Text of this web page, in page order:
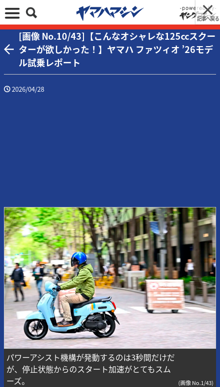
記事へ戻る
[画像 No.10/43]【こんなオシャレな125ccスクー
ターが欲しかった！】ヤマハ ファツィオ ’26モデ
ル試乗レポート
2026/04/28
パワーアシスト機構が発動するのは3秒間だけだ
が、停止状態からのスタート加速がとてもスム
ーズ。
(画像 No.1/43)